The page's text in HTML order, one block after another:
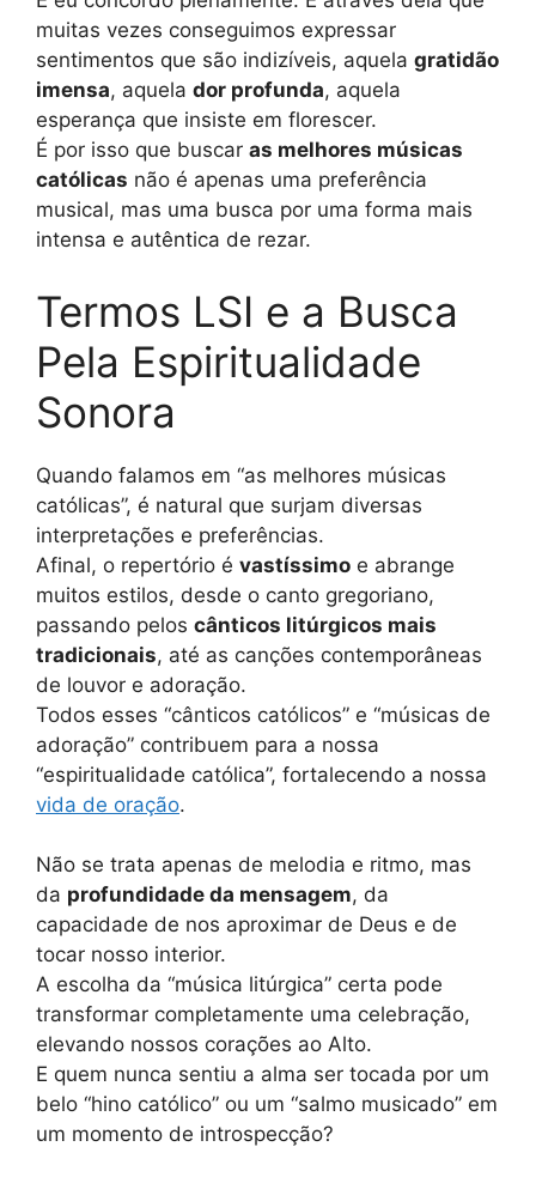
muitas vezes conseguimos expressar
sentimentos que são indizíveis, aquela gratidão
imensa, aquela dor profunda, aquela
esperança que insiste em florescer.
É por isso que buscar as melhores músicas
católicas não é apenas uma preferência
musical, mas uma busca por uma forma mais
intensa e autêntica de rezar.
Termos LSI e a Busca
Pela Espiritualidade
Sonora
Quando falamos em “as melhores músicas
católicas”, é natural que surjam diversas
interpretações e preferências.
Afinal, o repertório é vastíssimo e abrange
muitos estilos, desde o canto gregoriano,
passando pelos cânticos litúrgicos mais
tradicionais, até as canções contemporâneas
de louvor e adoração.
Todos esses “cânticos católicos” e “músicas de
adoração” contribuem para a nossa
“espiritualidade católica”, fortalecendo a nossa
vida de oração.
Não se trata apenas de melodia e ritmo, mas
da profundidade da mensagem, da
capacidade de nos aproximar de Deus e de
tocar nosso interior.
A escolha da “música litúrgica” certa pode
transformar completamente uma celebração,
elevando nossos corações ao Alto.
E quem nunca sentiu a alma ser tocada por um
belo “hino católico” ou um “salmo musicado” em
um momento de introspecção?